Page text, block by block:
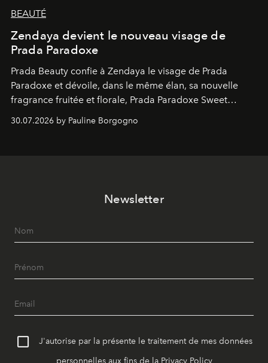
BEAUTÉ
Zendaya devient le nouveau visage de
Prada Paradoxe
Prada Beauty confie à Zendaya le visage de Prada
Paradoxe et dévoile, dans le même élan, sa nouvelle
fragrance fruitée et florale, Prada Paradoxe Sweet
Chemistry Eau de Parfum.
30.07.2026 by Pauline Borgogno
Newsletter
J'autorise par la présente le traitement de mes données
personnelles aux fins de la Privacy Policy